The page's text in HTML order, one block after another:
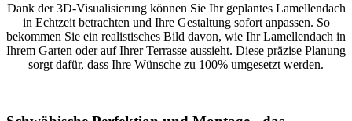
Dank der 3D-Visualisierung können Sie Ihr geplantes Lamellendach
in Echtzeit betrachten und Ihre Gestaltung sofort anpassen. So
bekommen Sie ein realistisches Bild davon, wie Ihr Lamellendach in
Ihrem Garten oder auf Ihrer Terrasse aussieht. Diese präzise Planung
sorgt dafür, dass Ihre Wünsche zu 100% umgesetzt werden.